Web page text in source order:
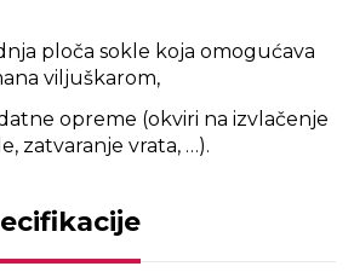
ploča sokle koja omogućava
viljuškarom,
opreme (okviri na izvlačenje
zatvaranje vrata, …).